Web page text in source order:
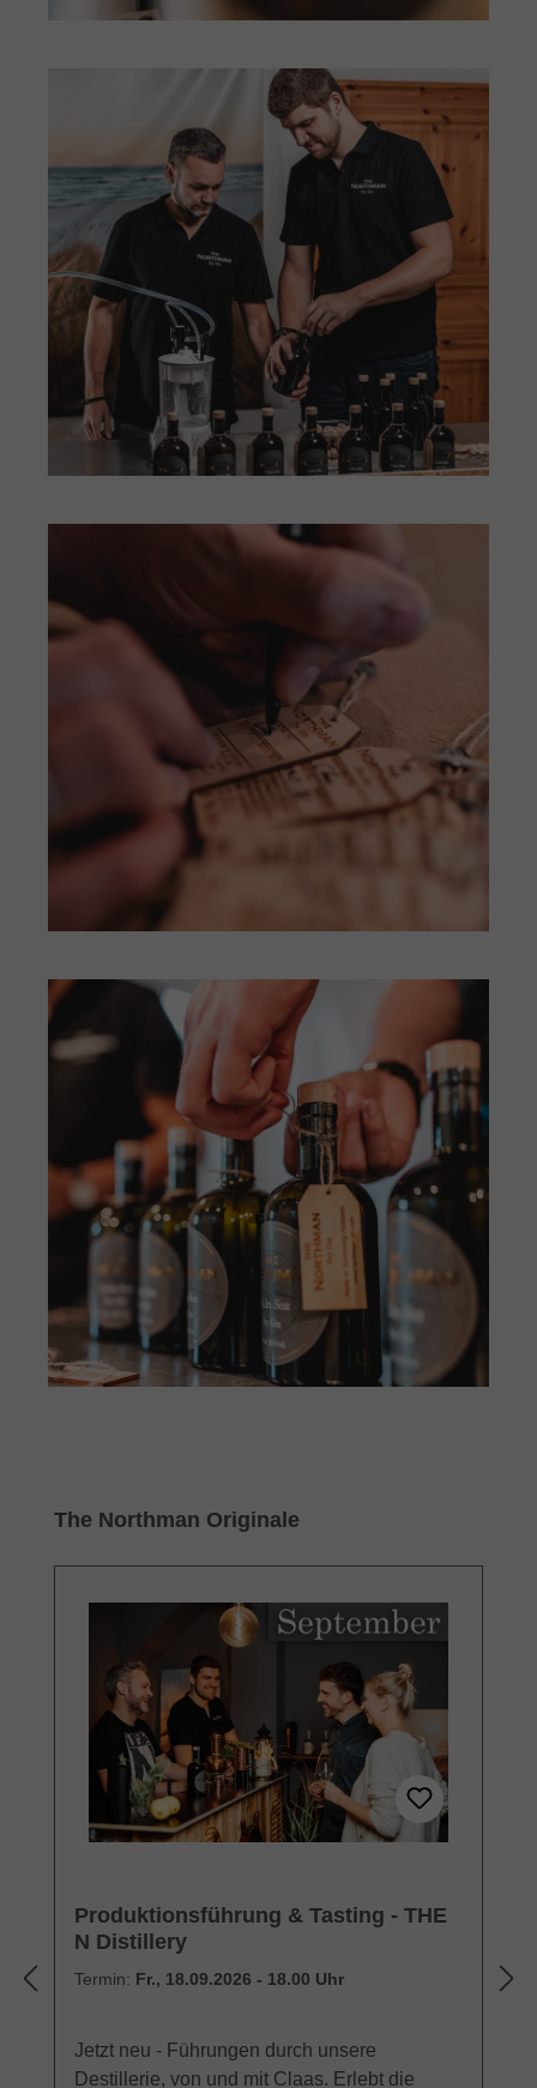
Produktgalerie überspringen
The Northman Originale
Produktionsführung & Tasting - THE
N Distillery
Termin: Fr., 18.09.2026 - 18.00 Uhr
Jetzt neu - Führungen durch unsere
Destillerie, von und mit Claas. Erlebt die